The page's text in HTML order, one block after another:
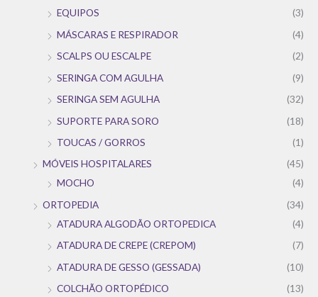
EQUIPOS
(3)
MÁSCARAS E RESPIRADOR
(4)
SCALPS OU ESCALPE
(2)
SERINGA COM AGULHA
(9)
SERINGA SEM AGULHA
(32)
SUPORTE PARA SORO
(18)
TOUCAS / GORROS
(1)
MÓVEIS HOSPITALARES
(45)
MOCHO
(4)
ORTOPEDIA
(34)
ATADURA ALGODÃO ORTOPEDICA
(4)
ATADURA DE CREPE (CREPOM)
(7)
ATADURA DE GESSO (GESSADA)
(10)
COLCHÃO ORTOPÉDICO
(13)